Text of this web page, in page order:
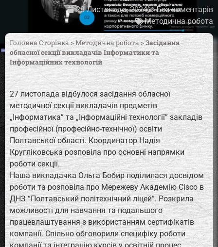
28 Листопада, 2024
Без коментарів
Методична робота
Головна Сторінка >Методична робота>Засідання
обласної секції викладачів Інформатики та
Інформаційних технологій
27 листопада відбулося засідання обласної
методичної секції викладачів предметів
„Інформатика” та „Інформаційні технології” закладів
професійної (професійно-технічної) освіти
Полтавської області. Координатор Надія
Кругліковська розповіла про основні напрямки
роботи секції.
Наша викладачка Ольга Бобир поділилася досвідом
роботи та розповіла про Мережеву Академію Cisco в
ДНЗ “Полтавський політехнічний ліцей”. Розкрила
можливості для навчання та подальшого
працевлаштування з використанням сертифікатів
компанії. Спільно обговорили специфіку роботи